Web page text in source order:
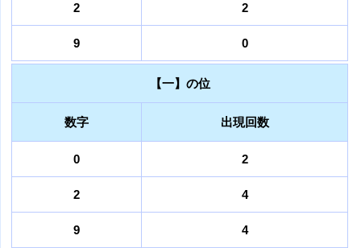
2 2
9 0
【一】の位
数字 出現回数
0 2
2 4
9 4